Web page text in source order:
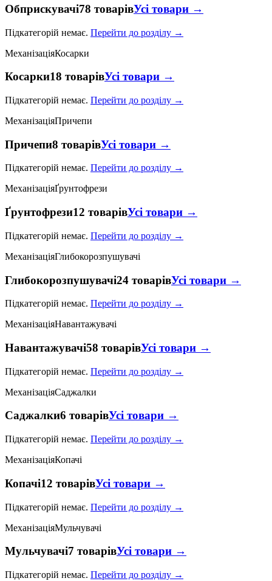
Обприскувачі78 товарівУсі товари →
Підкатегорій немає. Перейти до розділу →
МеханізаціяКосарки
Косарки18 товарівУсі товари →
Підкатегорій немає. Перейти до розділу →
МеханізаціяПричепи
Причепи8 товарівУсі товари →
Підкатегорій немає. Перейти до розділу →
МеханізаціяҐрунтофрези
Ґрунтофрези12 товарівУсі товари →
Підкатегорій немає. Перейти до розділу →
МеханізаціяГлибокорозпушувачі
Глибокорозпушувачі24 товарівУсі товари →
Підкатегорій немає. Перейти до розділу →
МеханізаціяНавантажувачі
Навантажувачі58 товарівУсі товари →
Підкатегорій немає. Перейти до розділу →
МеханізаціяСаджалки
Саджалки6 товарівУсі товари →
Підкатегорій немає. Перейти до розділу →
МеханізаціяКопачі
Копачі12 товарівУсі товари →
Підкатегорій немає. Перейти до розділу →
МеханізаціяМульчувачі
Мульчувачі7 товарівУсі товари →
Підкатегорій немає. Перейти до розділу →